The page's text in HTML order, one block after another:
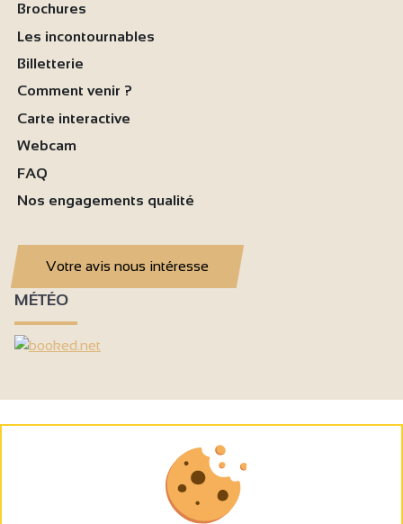
Brochures
Les incontournables
Billetterie
Comment venir ?
Carte interactive
Webcam
FAQ
Nos engagements qualité
Votre avis nous intéresse
MÉTÉO